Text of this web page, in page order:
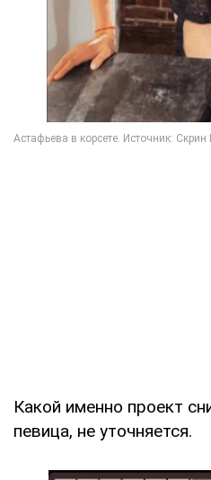
Какой именно проект
певица, не уточняется.